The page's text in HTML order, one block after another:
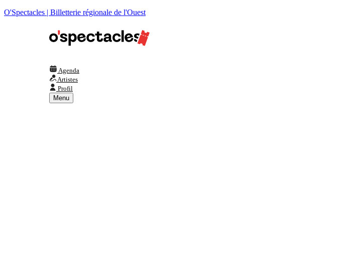
O'Spectacles | Billetterie régionale de l'Ouest
Agenda
Artistes
Profil
Menu